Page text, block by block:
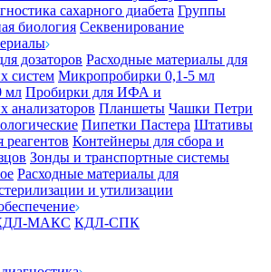
сахарного диабета Группы
биология Секвенирование
дозаторов Расходные материалы для
систем Микропробирки 0,1-5 мл
мл Пробирки для ИФА и
анализаторов Планшеты Чашки Петри
Пипетки Пастера Штативы
реагентов Контейнеры для сбора и
Зонды и транспортные системы
Расходные материалы для
и утилизации
МАКС КДЛ-СПК